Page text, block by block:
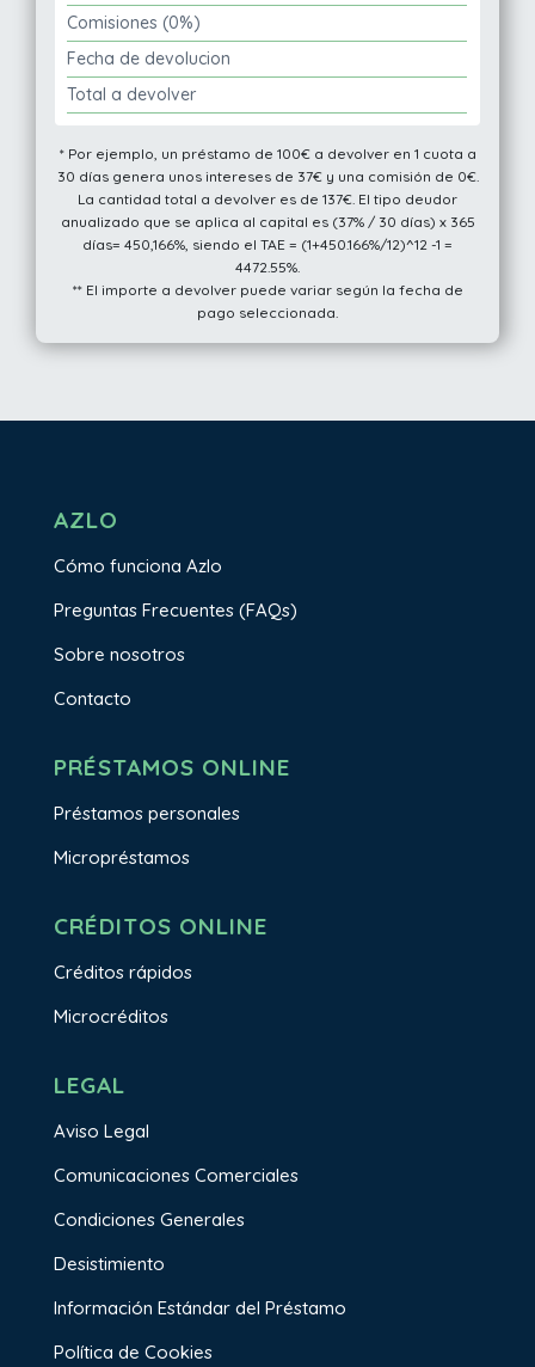
Comisiones (0%)
Fecha de devolucion
Total a devolver
* Por ejemplo, un préstamo de 100€ a devolver en 1 cuota a
30 días genera unos intereses de 37€ y una comisión de 0€.
La cantidad total a devolver es de 137€. El tipo deudor
anualizado que se aplica al capital es (37% / 30 días) x 365
días= 450,166%, siendo el TAE = (1+450.166%/12)^12 -1 =
4472.55%.
** El importe a devolver puede variar según la fecha de
pago seleccionada.
AZLO
Cómo funciona Azlo
Preguntas Frecuentes (FAQs)
Sobre nosotros
Contacto
PRÉSTAMOS ONLINE
Préstamos personales
Micropréstamos
CRÉDITOS ONLINE
Créditos rápidos
Microcréditos
LEGAL
Aviso Legal
Comunicaciones Comerciales
Condiciones Generales
Desistimiento
Información Estándar del Préstamo
Política de Cookies